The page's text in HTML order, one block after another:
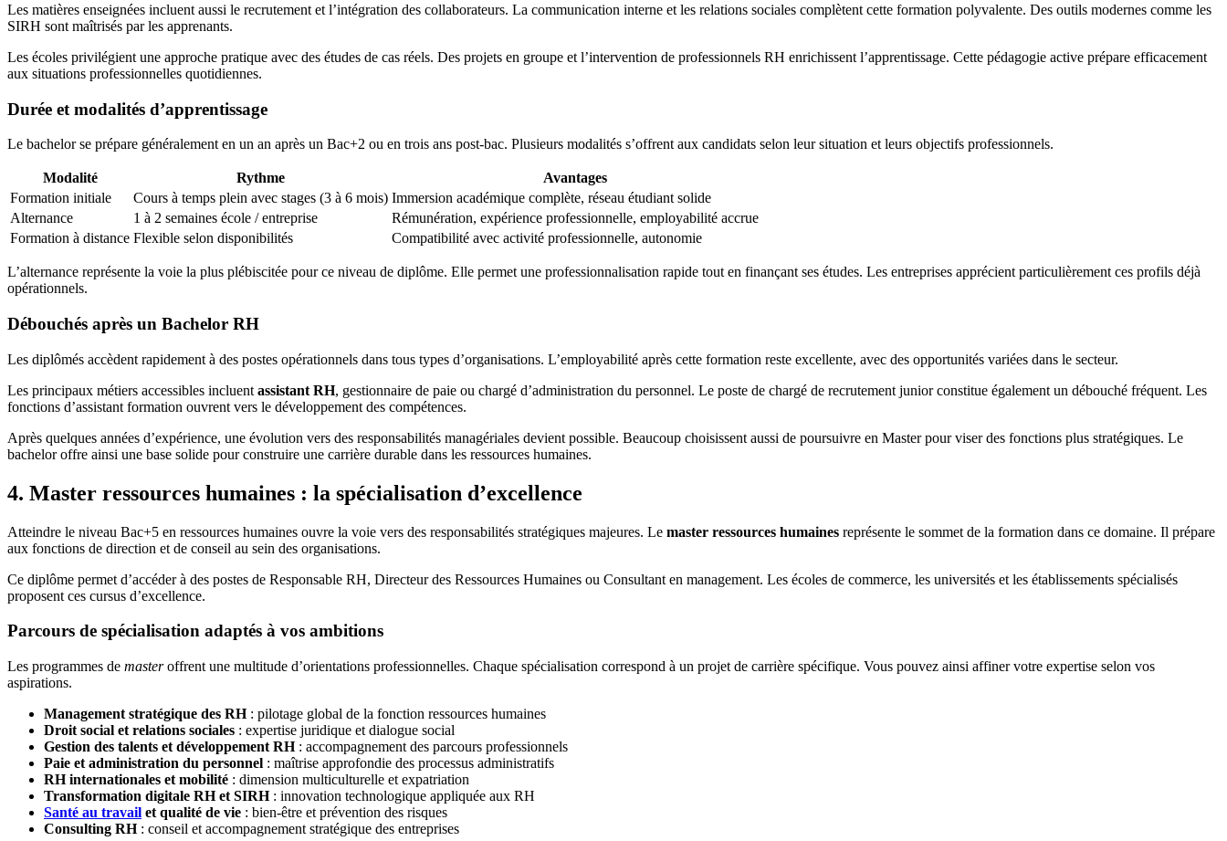
Les matières enseignées incluent aussi le recrutement et l’intégration des collaborateurs. La communication interne et les relations sociales complètent cette formation polyvalente. Des outils modernes comme les
SIRH sont maîtrisés par les apprenants.
Les écoles privilégient une approche pratique avec des études de cas réels. Des projets en groupe et l’intervention de professionnels RH enrichissent l’apprentissage. Cette pédagogie active prépare efficacement
aux situations professionnelles quotidiennes.
Durée et modalités d’apprentissage
Le bachelor se prépare généralement en un an après un Bac+2 ou en trois ans post-bac. Plusieurs modalités s’offrent aux candidats selon leur situation et leurs objectifs professionnels.
Modalité Rythme
Avantages
Formation initiale
Cours à temps plein avec stages (3 à 6 mois) Immersion académique complète, réseau étudiant solide
Alternance
1 à 2 semaines école / entreprise
Rémunération, expérience professionnelle, employabilité accrue
Formation à distance Flexible selon disponibilités Compatibilité avec activité professionnelle, autonomie
L’alternance représente la voie la plus plébiscitée pour ce niveau de diplôme. Elle permet une professionnalisation rapide tout en finançant ses études. Les entreprises apprécient particulièrement ces profils déjà
opérationnels.
Débouchés après un Bachelor RH
Les diplômés accèdent rapidement à des postes opérationnels dans tous types d’organisations. L’employabilité après cette formation reste excellente, avec des opportunités variées dans le secteur.
Les principaux métiers accessibles incluent assistant RH, gestionnaire de paie ou chargé d’administration du personnel. Le poste de chargé de recrutement junior constitue également un débouché fréquent. Les
fonctions d’assistant formation ouvrent vers le développement des compétences.
Après quelques années d’expérience, une évolution vers des responsabilités managériales devient possible. Beaucoup choisissent aussi de poursuivre en Master pour viser des fonctions plus stratégiques. Le
bachelor offre ainsi une base solide pour construire une carrière durable dans les ressources humaines.
4. Master ressources humaines : la spécialisation d’excellence
Atteindre le niveau Bac+5 en ressources humaines ouvre la voie vers des responsabilités stratégiques majeures. Le master ressources humaines représente le sommet de la formation dans ce domaine. Il prépare
aux fonctions de direction et de conseil au sein des organisations.
Ce diplôme permet d’accéder à des postes de Responsable RH, Directeur des Ressources Humaines ou Consultant en management. Les écoles de commerce, les universités et les établissements spécialisés
proposent ces cursus d’excellence.
Parcours de spécialisation adaptés à vos ambitions
Les programmes de masteroffrent une multitude d’orientations professionnelles. Chaque spécialisation correspond à un projet de carrière spécifique. Vous pouvez ainsi affiner votre expertise selon vos
aspirations.
Management stratégique des RH: pilotage global de la fonction ressources humaines
Droit social et relations sociales : expertise juridique et dialogue social
Gestion des talents et développement RH: accompagnement des parcours professionnels
Paie et administration du personnel : maîtrise approfondie des processus administratifs
RH internationales et mobilité : dimension multiculturelle et expatriation
Transformation digitale RH et SIRH: innovation technologique appliquée aux RH
Santé au travail et qualité de vie : bien-être et prévention des risques
Consulting RH: conseil et accompagnement stratégique des entreprises